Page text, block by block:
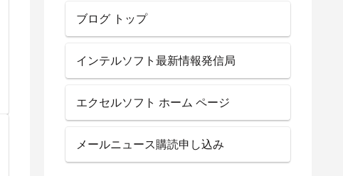
ブログ トップ
インテルソフト最新情報発信局
エクセルソフト ホーム ページ
メールニュース購読申し込み